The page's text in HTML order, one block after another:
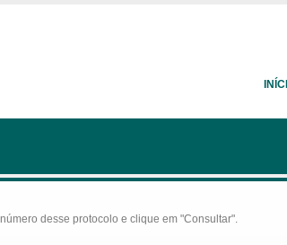
desse protocolo e clique em "Consultar".